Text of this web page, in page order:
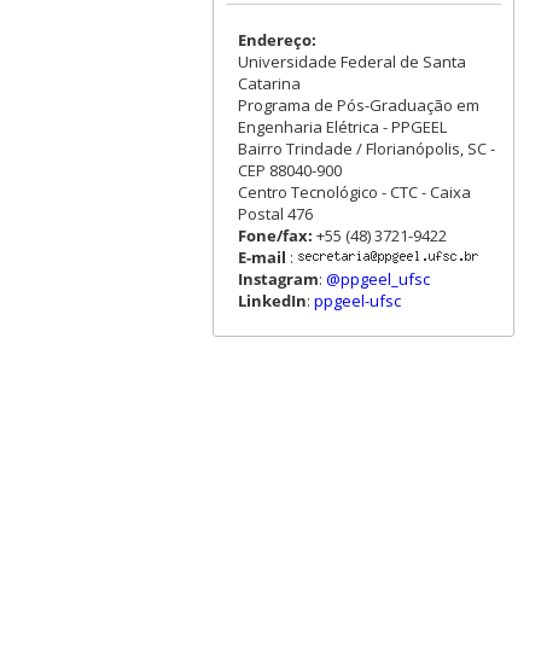
Endereço:
Universidade Federal de Santa
Catarina
Programa de Pós-Graduação em
Engenharia Elétrica - PPGEEL
Bairro Trindade / Florianópolis, SC -
CEP 88040-900
Centro Tecnológico - CTC - Caixa
Postal 476
Fone/fax: +55 (48) 3721-9422
E-mail :
Instagram: @ppgeel_ufsc
LinkedIn: ppgeel-ufsc